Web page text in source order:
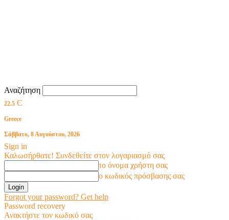
Αναζήτηση
22.5 C
Greece
Σάββατο, 8 Αυγούστου, 2026
Sign in
Καλωσήρθατε! Συνδεθείτε στον λογαριασμό σας
το όνομα χρήστη σας
ο κωδικός πρόσβασης σας
Forgot your password? Get help
Password recovery
Ανακτήστε τον κωδικό σας